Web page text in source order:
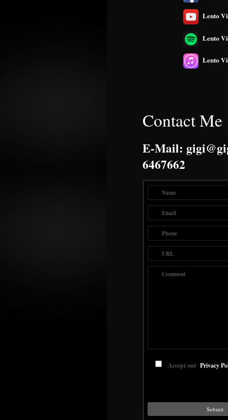
Lento
Lento
Lento
Contact Me
E-Mail:
6467662
Name
Email
Phone
URL
Comment
Accept our Privacy
Submit